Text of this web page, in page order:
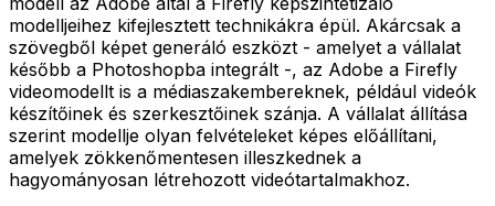
modelljeihez kifejlesztett technikákra épül. Akárcsak a
szövegből képet generáló eszközt - amelyet a vállalat
később a Photoshopba integrált -, az Adobe a Firefly
videomodellt is a médiaszakembereknek, például videók
készítőinek és szerkesztőinek szánja. A vállalat állítása
szerint modellje olyan felvételeket képes előállítani,
amelyek zökkenőmentesen illeszkednek a
hagyományosan létrehozott videótartalmakhoz.